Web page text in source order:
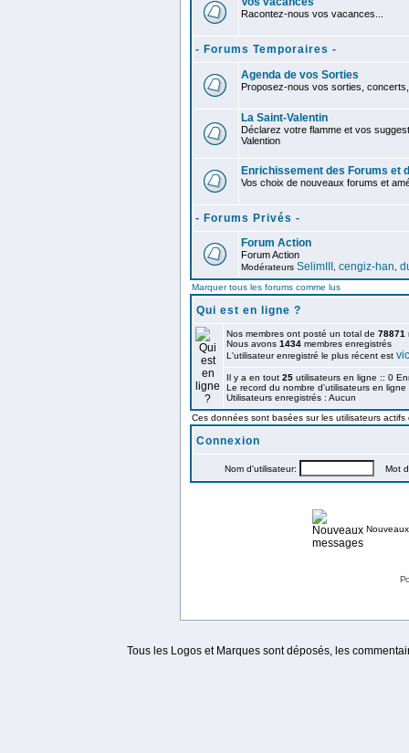
Racontez-nous vos vacances...
- Forums Temporaires -
Agenda de vos Sorties
Proposez-nous vos sorties,
La Saint-Valentin
Déclarez votre flamme et vos
Valention
Enrichissement des Forums et
Vos choix de nouveaux forums et
- Forums Privés -
Forum Action
Forum Action
Modérateurs SelimIII cengiz-han
Marquer tous les forums comme lus
Qui est en ligne ?
Nos membres ont posté un total de 78871
Nous avons 1434 membres enregistrés
L'utilisateur enregistré le plus récent est
Il y a en tout 25 utilisateurs en ligne :: 0
Le record du nombre d'utilisateurs en
Utilisateurs enregistrés : Aucun
Ces données sont basées sur les utilisateurs
Connexion
Nom d'utilisateur: Mot
Tous les Logos et Marques sont déposés, les